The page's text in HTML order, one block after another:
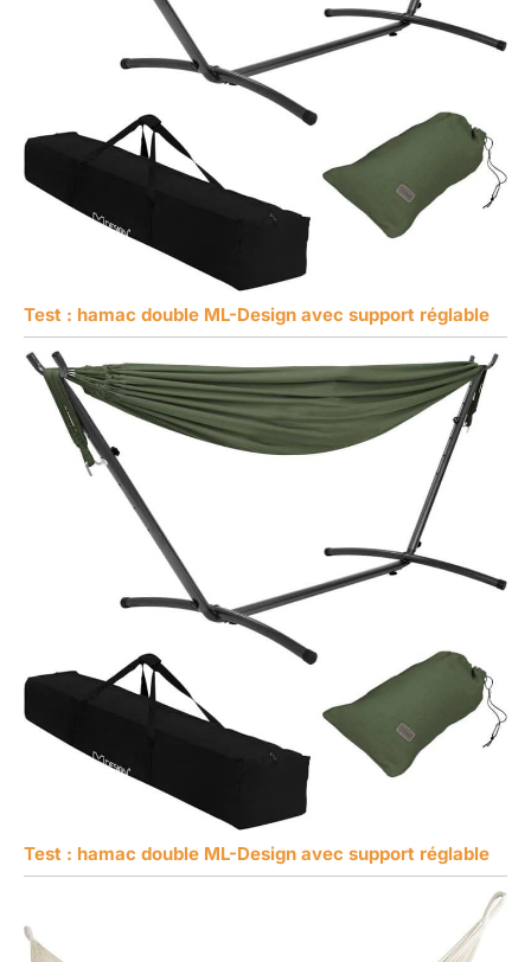
Test : hamac double ML-Design avec support réglable
Test : hamac double ML-Design avec support réglable